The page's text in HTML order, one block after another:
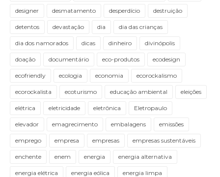
designer desmatamento desperdício destruição
detentos devastação dia dia das crianças
dia dos namorados dicas dinheiro divinópolis
doação documentário eco-produtos ecodesign
ecofriendly ecologia economia ecorockalismo
ecorockalista ecoturismo educação ambiental eleições
elétrica eletricidade eletrônica Eletropaulo
elevador emagrecimento embalagens emissões
emprego empresa empresas empresas sustentáveis
enchente enem energia energia alternativa
energia elétrica energia eólica energia limpa